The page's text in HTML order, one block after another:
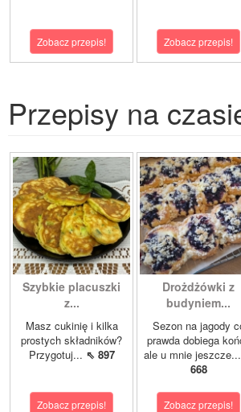
Zobacz przepis! Zobacz przepis!
Przepisy na
Szybkie placuszki
z...
Masz cukinię i kilka
prostych składników?
Przygotuj... ⇖ 897
Zobacz przepis!
Drożdżówki z
budyniem...
Sezon na jagody
prawda dobiega
ale u mnie jeszcze...
668
Zobacz przepis!